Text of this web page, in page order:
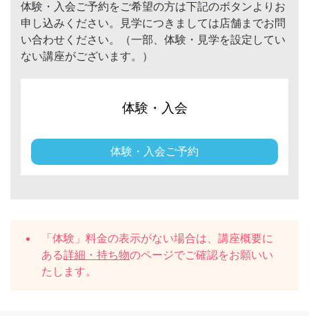
体験・入会ご予約をご希望の方は下記のボタンよりお
申し込みください。見学につきましては店舗までお問
い合わせください。（一部、体験・見学を設定してい
ない講座がございます。）
体験・入会
体験・入会ご予約
「体験」料金の表示がない場合は、講座概要に
ある詳細・持ち物のページでご確認をお願いい
たします。